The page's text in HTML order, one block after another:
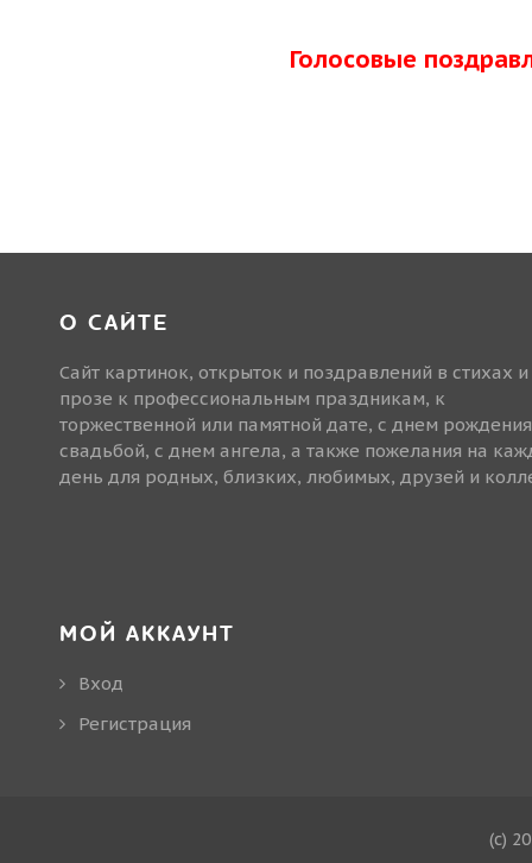
Голосовые
О САЙТЕ
Сайт картинок, открыток и поздравлений в стихах и
прозе к профессиональным праздникам, к
торжественной или памятной дате, с днем
свадьбой, с днем ангела, а также пожелания на
день для родных, близких, любимых, друзей и
МОЙ АККАУНТ
Вход
Регистрация
(c)